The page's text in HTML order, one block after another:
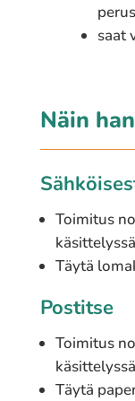
saat
Näin
Toimitus
Täytä
Postitse
Toimitus
Täytä